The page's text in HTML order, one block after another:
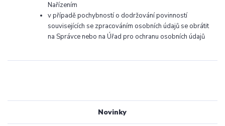
Novinky
Nařízením
v případě pochybností o dodržování povinností
souvisejících se zpracováním osobních údajů se obrátit
na Správce nebo na Úřad pro ochranu osobních údajů